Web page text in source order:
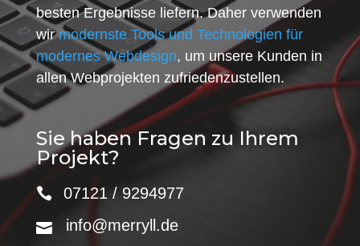
besten Ergebnisse liefern. Daher verwenden
wirmodernste Tools und Technologien für
modernes Webdesign, um unsere Kunden in
allen Webprojekten zufriedenzustellen.
Sie haben Fragen zu Ihrem
Projekt?
07121 / 9294977
info@merryll.de